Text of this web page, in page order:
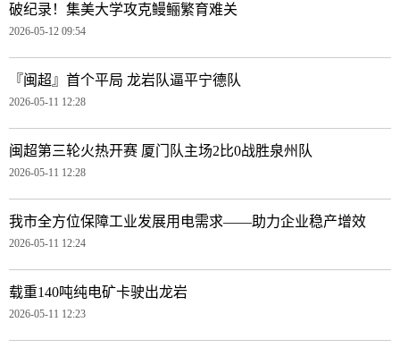
破纪录！集美大学攻克鳗鲡繁育难关
2026-05-12 09:54
『闽超』首个平局 龙岩队逼平宁德队
2026-05-11 12:28
闽超第三轮火热开赛 厦门队主场2比0战胜泉州队
2026-05-11 12:28
我市全方位保障工业发展用电需求——助力企业稳产增效
2026-05-11 12:24
载重140吨纯电矿卡驶出龙岩
2026-05-11 12:23